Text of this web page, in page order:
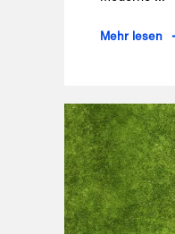
Mehr lesen